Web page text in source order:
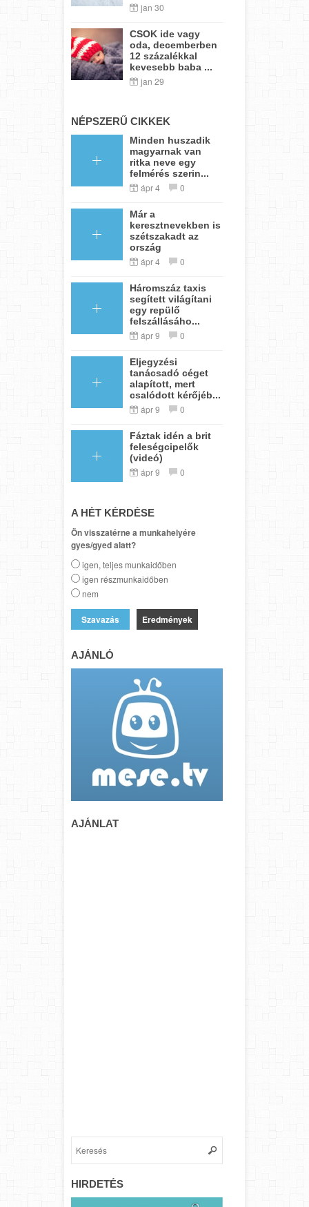
jan 30
CSOK ide vagy
oda, decemberben
12 százalékkal
kevesebb baba ...
jan 29
NÉPSZERŰ CIKKEK
Minden huszadik
magyarnak van
ritka neve egy
felmérés szerin...
ápr 4 0
Már a
keresztnevekben is
szétszakadt az
ország
ápr 4 0
Háromszáz taxis
segített világítani
egy repülő
felszállásáho...
ápr 9 0
Eljegyzési
tanácsadó céget
alapított, mert
csalódott kérőjéb...
ápr 9 0
Fáztak idén a brit
feleségcipelők
(videó)
ápr 9 0
A HÉT KÉRDÉSE
Ön visszatérne a munkahelyére
gyes/gyed alatt?
igen, teljes munkaidőben
igen részmunkaidőben
nem
Eredmények
AJÁNLÓ
AJÁNLAT
HIRDETÉS